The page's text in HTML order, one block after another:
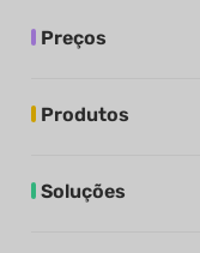
Preços
Produtos
Soluções